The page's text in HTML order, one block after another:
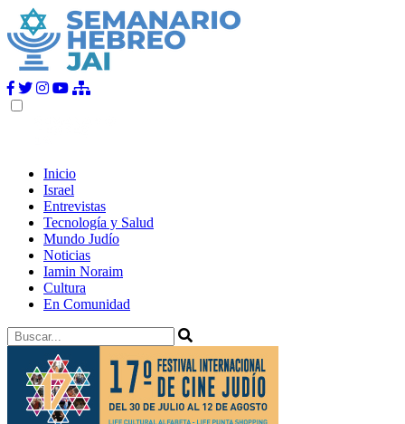
Inicio
Israel
Entrevistas
Tecnología y Salud
Mundo Judío
Noticias
Iamin Noraim
Cultura
En Comunidad